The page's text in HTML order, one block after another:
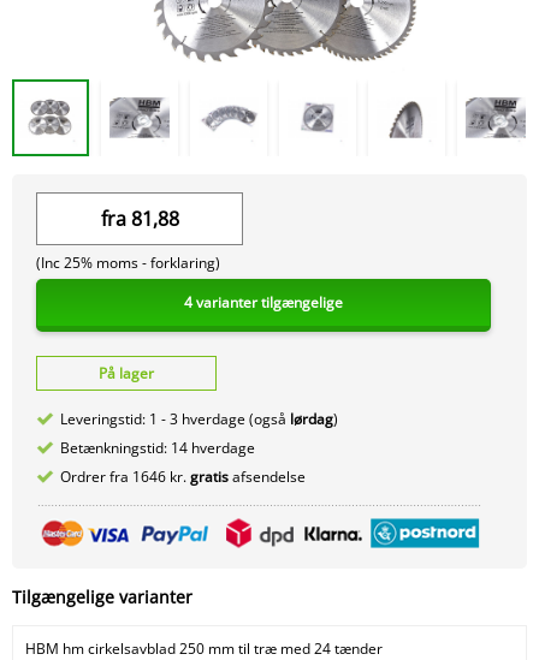
fra81,88
(Inc 25% moms -forklaring)
4 varianter tilgængelige
På lager
Leveringstid: 1 - 3 hverdage (også lørdag)
Betænkningstid: 14 hverdage
Ordrer fra 1646 kr.gratisafsendelse
Tilgængelige varianter
HBM hm cirkelsavblad 250 mm til træ med 24 tænder